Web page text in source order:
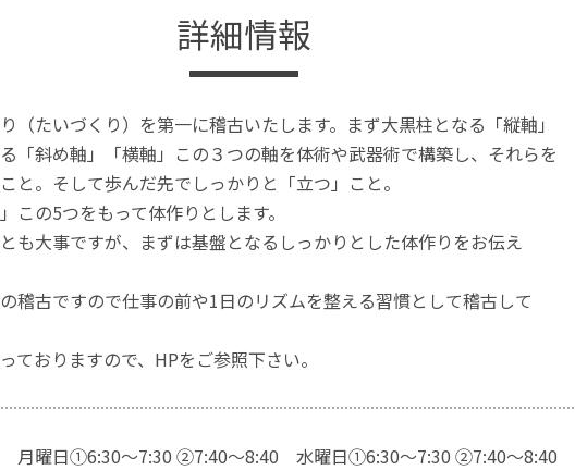
詳細情報
（たいづくり）を第一に稽古いたします。まず大黒柱となる「縦軸」
「斜め軸」「横軸」この３つの軸を体術や武器術で構築し、それらを
と。そして歩んだ先でしっかりと「立つ」こと。
この5つをもって体作りとします。
も大事ですが、まずは基盤となるしっかりとした体作りをお伝え
稽古ですので仕事の前や1日のリズムを整える習慣として稽古して
ておりますので、HPをご参照下さい。
日①6:30～7:30 ②7:40～8:40 水曜日①6:30～7:30 ②7:40～8:40